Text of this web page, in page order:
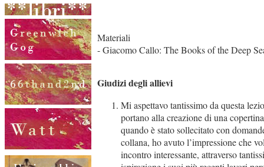
Materiali
- Giacomo Callo: The Books of the Deep
Giudizi degli allievi
Mi aspettavo tantissimo da questa
portano alla creazione di una
quando è stato sollecitato con
collana, ho avuto l’impressione che
incontro interessante, attraverso